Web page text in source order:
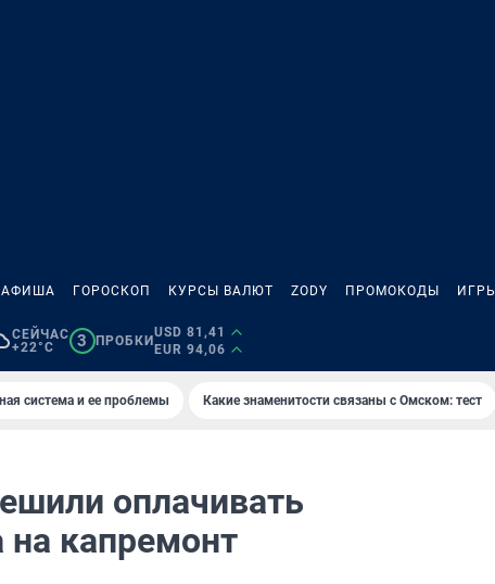
АФИША ГОРОСКОП КУРСЫ ВАЛЮТ ZODY ПРОМОКОДЫ ИГРЫ
СЕЙЧАС
+22°C
3 ПРОБКИ
USD 81,41
EUR 94,06
система и ее проблемы Какие знаменитости связаны с Омском: тест
оплачивать
на капремонт